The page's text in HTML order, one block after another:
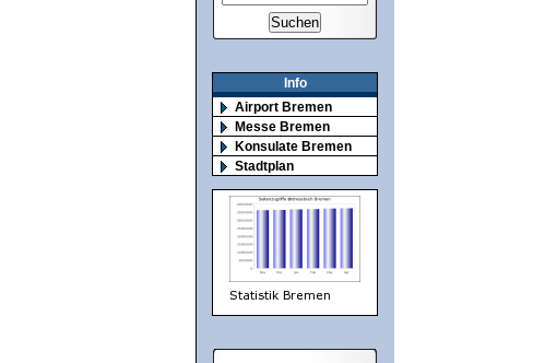
Info
Airport Bremen
Messe Bremen
Konsulate Bremen
Stadtplan